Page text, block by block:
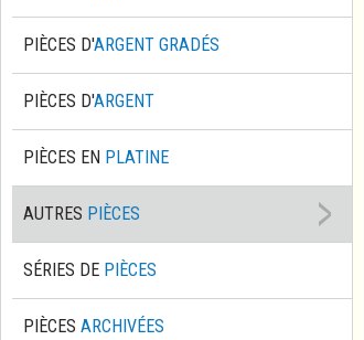
PIÈCES D'ARGENT GRADÉS
PIÈCES D'ARGENT
PIÈCES EN PLATINE
AUTRES PIÈCES
SÉRIES DE PIÈCES
PIÈCES ARCHIVÉES